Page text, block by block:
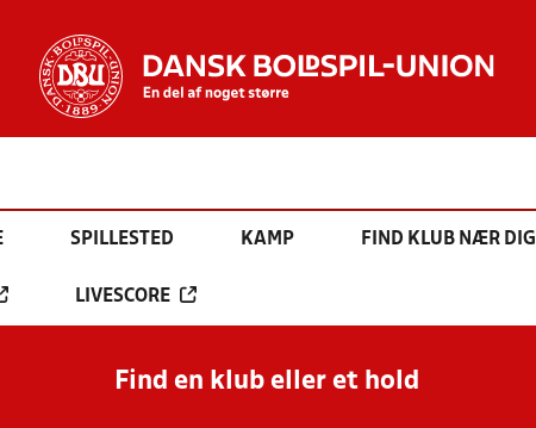
SPILLESTED KAMP FIND KLUB NÆR DIG
LIVESCORE
Find en klub eller et hold